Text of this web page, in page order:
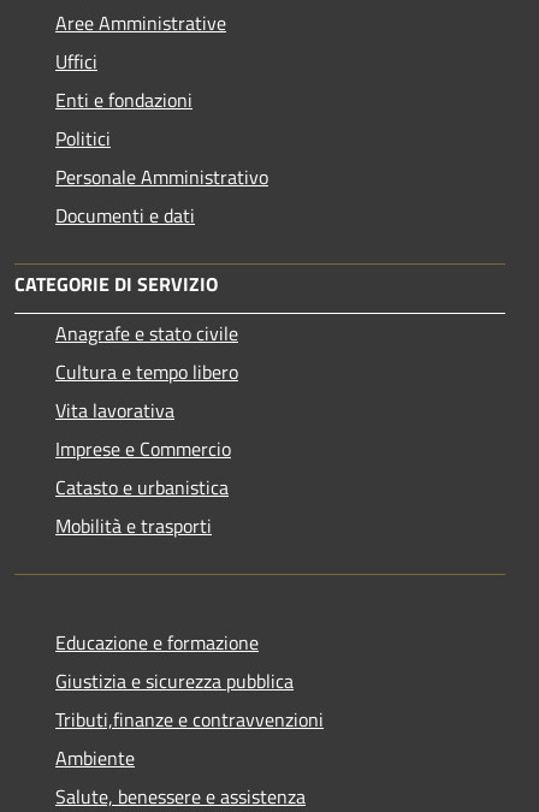
Aree Amministrative
Uffici
Enti e fondazioni
Politici
Personale Amministrativo
Documenti e dati
CATEGORIE DI SERVIZIO
Anagrafe e stato civile
Cultura e tempo libero
Vita lavorativa
Imprese e Commercio
Catasto e urbanistica
Mobilità e trasporti
Educazione e formazione
Giustizia e sicurezza pubblica
Tributi,finanze e contravvenzioni
Ambiente
Salute, benessere e assistenza